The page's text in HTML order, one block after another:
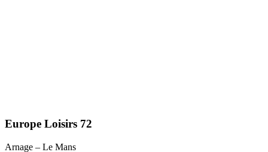
Europe Loisirs 72
Arnage – Le Mans